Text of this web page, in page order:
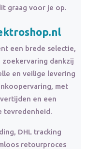
graag voor je op.
een brede selectie,
dankzij
en veilige levering
met
en een
tevredenheid.
DHL tracking
retourproces